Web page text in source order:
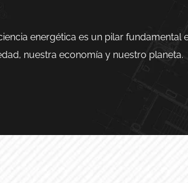
energética es un pilar fundamental
nuestra economía y nuestro planeta.